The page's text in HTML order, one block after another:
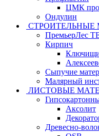
ЦМК
Ондулин
СТРОИТЕЛЬНЫЕ
ПремьерЛес
Кирпич
Сыпучие
Малярный
ЛИСТОВЫЕ
Аксолит
Древесно-